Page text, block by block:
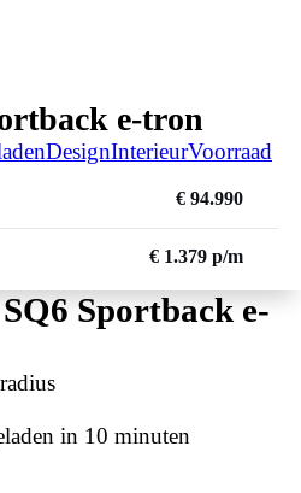
e-tron
DesignInterieurVoorraad
€ 94.990
€ 1.379 p/m
Sportback e-
in 10 minuten